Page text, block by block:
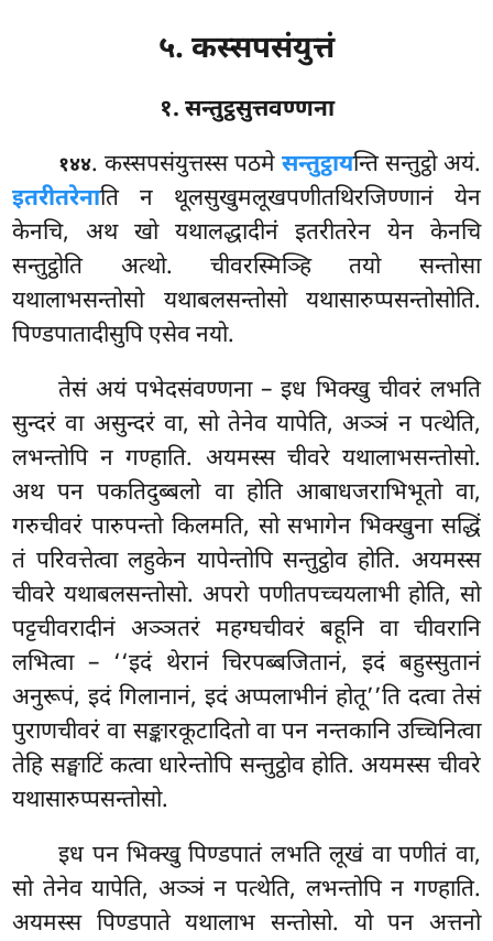
५. कस्सपसंयुत्तं
१. सन्तुट्ठसुत्तवण्णना
१४४. कस्सपसंयुत्तस्सपठमे सन्तुट्ठायन्ति सन्तुट्ठो अयं.
इतरीतरेनाति न थूलसुखुमलूखपणीतथिरजिण्णानं येन
केनचि, अथ खो यथालद्धादीनं इतरीतरेन येन केनचि
सन्तुट्ठोति अत्थो. चीवरस्मिञ्हि तयो सन्तोसा
यथालाभसन्तोसो यथाबलसन्तोसो यथासारुप्पसन्तोसोति.
पिण्डपातादीसुपि एसेव नयो.
तेसं अयं पभेदसंवण्णना – इध भिक्खु चीवरं लभति
सुन्दरं वा असुन्दरं वा, सो तेनेव यापेति, अञ्ञं न पत्थेति,
लभन्तोपि न गण्हाति. अयमस्स चीवरे यथालाभसन्तोसो.
अथ पन पकतिदुब्बलो वा होति आबाधजराभिभूतो वा,
गरुचीवरं पारुपन्तो किलमति, सो सभागेन भिक्खुना सद्धिं
तं परिवत्तेत्वा लहुकेन यापेन्तोपि सन्तुट्ठोव होति. अयमस्स
चीवरे यथाबलसन्तोसो. अपरो पणीतपच्चयलाभी होति, सो
पट्टचीवरादीनं अञ्ञतरं महग्घचीवरं बहूनि वा चीवरानि
लभित्वा – ‘‘इदं थेरानं चिरपब्बजितानं, इदं बहुस्सुतानं
अनुरूपं, इदं गिलानानं, इदं अप्पलाभीनं होतू’’ति दत्वा तेसं
पुराणचीवरं वा सङ्कारकूटादितो वा पन नन्तकानि उच्चिनित्वा
तेहि सङ्घाटिं कत्वा धारेन्तोपि सन्तुट्ठोव होति. अयमस्स चीवरे
यथासारुप्पसन्तोसो.
इध पन भिक्खु पिण्डपातं लभति लूखं वा पणीतं वा,
सो तेनेव यापेति, अञ्ञं न पत्थेति, लभन्तोपि न गण्हाति.
अयमस्स पिण्डपाते यथालाभ सन्तोसो. यो पन अत्तनो